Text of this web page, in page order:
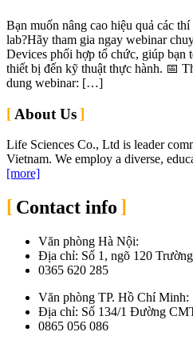
Bạn muốn nâng cao hiệu quả các
lab?Hãy tham gia ngay webinar
Devices phối hợp tổ chức, giúp bạn
thiết bị đến kỹ thuật thực hành. 📅
dung webinar: […]
About Us
Life Sciences Co., Ltd is leader
Vietnam. We employ a diverse,
[more]
Contact info
Văn phòng Hà Nội:
Địa chỉ: Số 1, ngõ 120
0365 620 285
Văn phòng TP. Hồ Chí Minh:
Địa chỉ: Số 134/1 Đường
0865 056 086